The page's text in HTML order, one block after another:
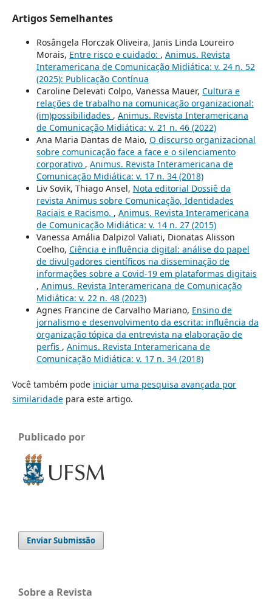
Artigos Semelhantes
Rosângela Florczak Oliveira, Janis Linda Loureiro
Morais, Entre risco e cuidado: , Animus. Revista
Interamericana de Comunicação Midiática: v. 24 n. 52
(2025): Publicação Contínua
Caroline Delevati Colpo, Vanessa Mauer, Cultura e
relações de trabalho na comunicação organizacional:
(im)possibilidades , Animus. Revista Interamericana
de Comunicação Midiática: v. 21 n. 46 (2022)
Ana Maria Dantas de Maio, O discurso organizacional
sobre comunicação face a face e o silenciamento
corporativo , Animus. Revista Interamericana de
Comunicação Midiática: v. 17 n. 34 (2018)
Liv Sovik, Thiago Ansel, Nota editorial Dossiê da
revista Animus sobre Comunicação, Identidades
Raciais e Racismo. , Animus. Revista Interamericana
de Comunicação Midiática: v. 14 n. 27 (2015)
Vanessa Amália Dalpizol Valiati, Dionatas Alisson
Coelho, Ciência e influência digital: análise do papel
de divulgadores científicos na disseminação de
informações sobre a Covid-19 em plataformas digitais
, Animus. Revista Interamericana de Comunicação
Midiática: v. 22 n. 48 (2023)
Agnes Francine de Carvalho Mariano, Ensino de
jornalismo e desenvolvimento da escrita: influência da
organização tópica da entrevista na elaboração de
perfis , Animus. Revista Interamericana de
Comunicação Midiática: v. 17 n. 34 (2018)
Você também pode iniciar uma pesquisa avançada por
similaridadepara este artigo.
Publicado por
Enviar Submissão
Sobre a Revista